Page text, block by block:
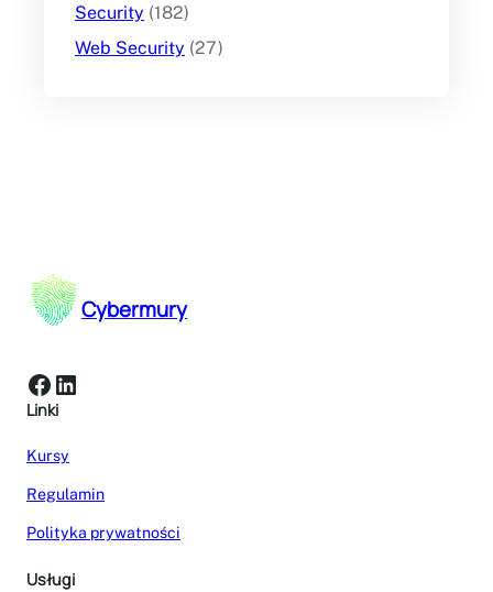
Security (182)
Web Security (27)
Cybermury
Facebook LinkedIn
Linki
Kursy
Regulamin
Polityka prywatności
Usługi